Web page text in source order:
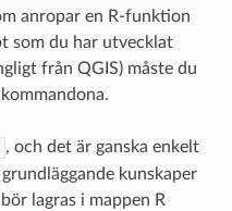
anropar en R-funktion
som du har utvecklat
från QGIS) måste du
, och det är ganska enkelt
kunskaper
lagras i mappen R